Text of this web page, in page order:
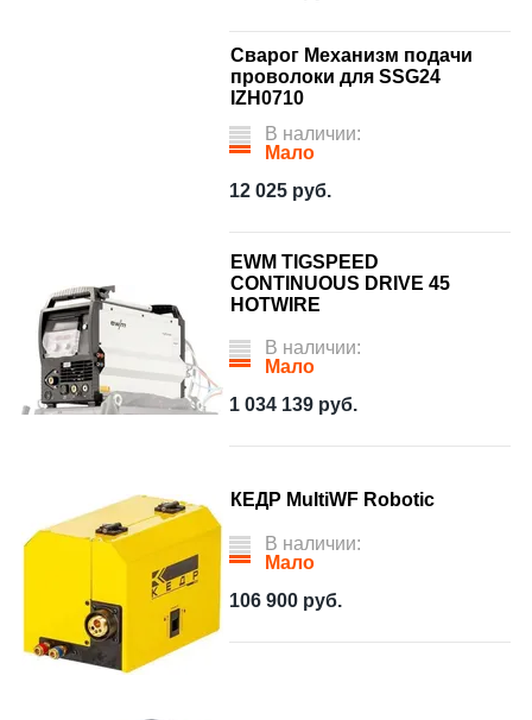
Сварог Механизм подачи
проволоки для SSG24
IZH0710
В наличии:
Мало
12 025 руб.
EWM TIGSPEED
CONTINUOUS DRIVE 45
HOTWIRE
В наличии:
Мало
1 034 139 руб.
КЕДР MultiWF Robotic
В наличии:
Мало
106 900 руб.